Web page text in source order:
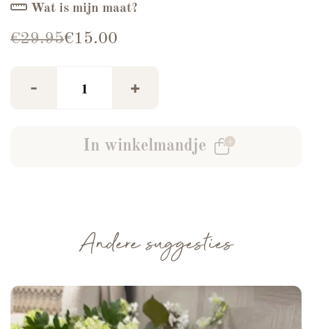
Wat is mijn maat?
€29.95
Oorspronkelijke prijs was: €29.95.
€15.00
Huidige prijs is: €15.00.
- +
In winkelmandje
Andere suggesties